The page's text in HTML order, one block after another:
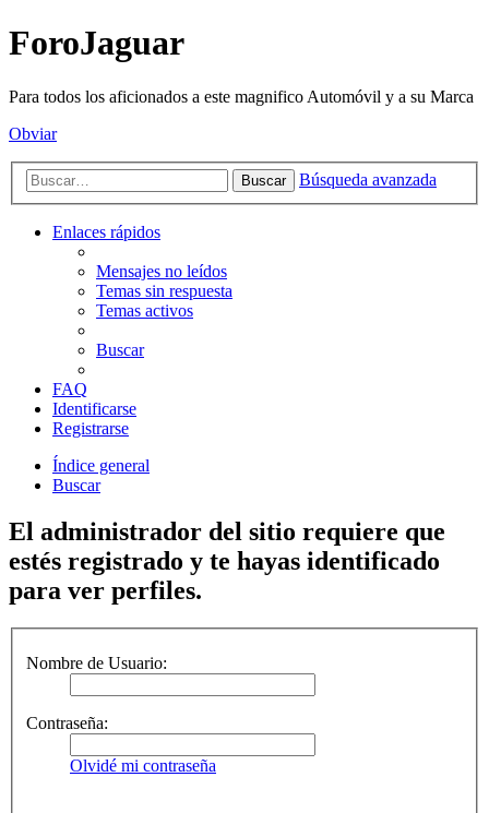
ForoJaguar
Para todos los aficionados a este magnifico Automóvil y a su Marca
Obviar
Buscar Búsqueda avanzada
Enlaces rápidos
Mensajes no leídos
Temas sin respuesta
Temas activos
Buscar
FAQ
Identificarse
Registrarse
Índice general
Buscar
El administrador del sitio requiere que
estés registrado y te hayas identificado
para ver perfiles.
Nombre de Usuario:
Contraseña:
Olvidé mi contraseña